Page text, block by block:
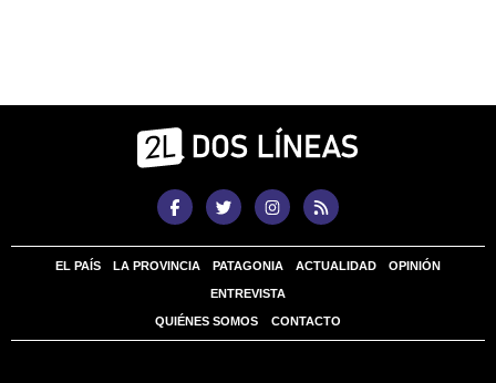
EL PAÍS LA PROVINCIA PATAGONIA ACTUALIDAD OPINIÓN
ENTREVISTA
QUIÉNES SOMOS CONTACTO